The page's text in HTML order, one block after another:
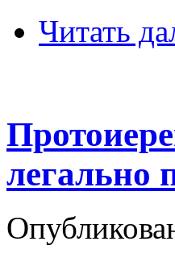
Читать
легально